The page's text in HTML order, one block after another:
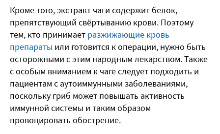
Кроме того, экстракт чаги содержит белок,
препятствующий свёртыванию крови. Поэтому
тем, кто принимает разжижающие кровь
препараты или готовится к операции, нужно быть
осторожными с этим народным лекарством. Также
с особым вниманием к чаге следует подходить и
пациентам с аутоиммунными заболеваниями,
поскольку гриб может повышать активность
иммунной системы и таким образом
провоцировать обострение.